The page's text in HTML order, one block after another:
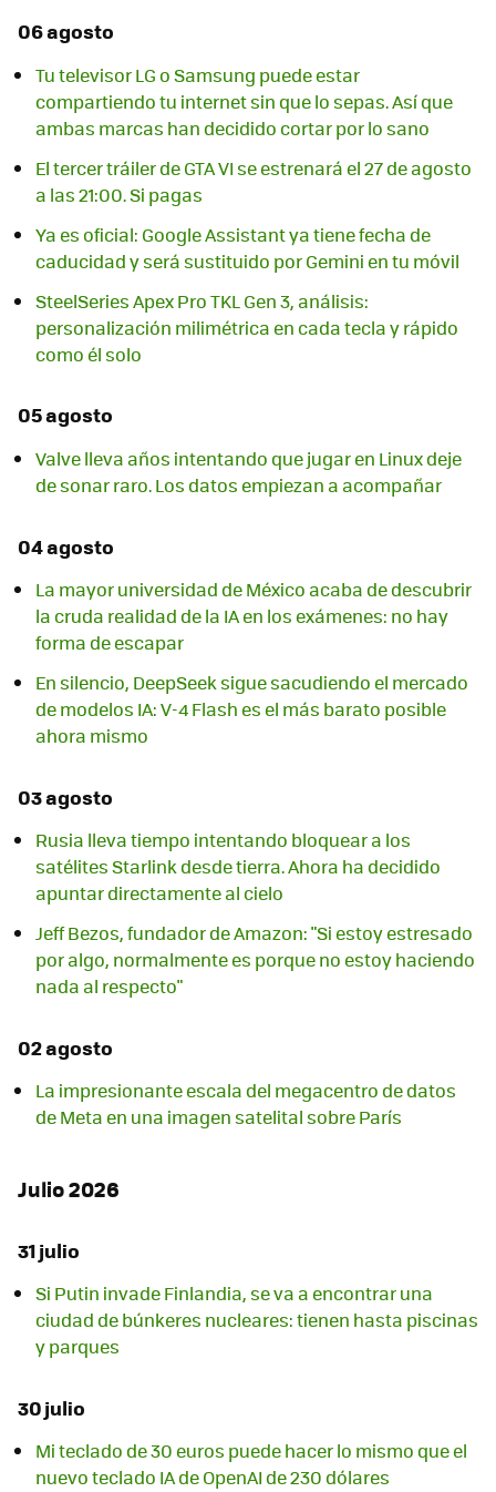
06 agosto
Tu televisor LG o Samsung puede estar
compartiendo tu internet sin que lo sepas. Así que
ambas marcas han decidido cortar por lo sano
El tercer tráiler de GTA VI se estrenará el 27 de agosto
a las 21:00. Si pagas
Ya es oficial: Google Assistant ya tiene fecha de
caducidad y será sustituido por Gemini en tu móvil
SteelSeries Apex Pro TKL Gen 3, análisis:
personalización milimétrica en cada tecla y rápido
como él solo
05 agosto
Valve lleva años intentando que jugar en Linux deje
de sonar raro. Los datos empiezan a acompañar
04 agosto
La mayor universidad de México acaba de descubrir
la cruda realidad de la IA en los exámenes: no hay
forma de escapar
En silencio, DeepSeek sigue sacudiendo el mercado
de modelos IA: V-4 Flash es el más barato posible
ahora mismo
03 agosto
Rusia lleva tiempo intentando bloquear a los
satélites Starlink desde tierra. Ahora ha decidido
apuntar directamente al cielo
Jeff Bezos, fundador de Amazon: "Si estoy estresado
por algo, normalmente es porque no estoy haciendo
nada al respecto"
02 agosto
La impresionante escala del megacentro de datos
de Meta en una imagen satelital sobre París
Julio 2026
31 julio
Si Putin invade Finlandia, se va a encontrar una
ciudad de búnkeres nucleares: tienen hasta piscinas
y parques
30 julio
Mi teclado de 30 euros puede hacer lo mismo que el
nuevo teclado IA de OpenAI de 230 dólares